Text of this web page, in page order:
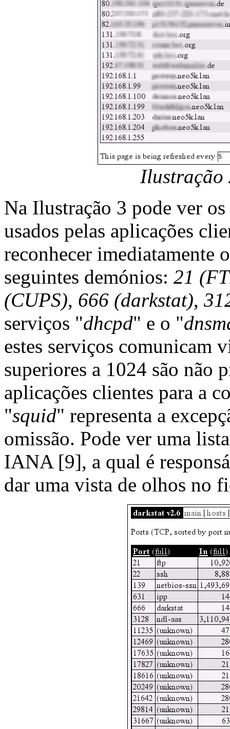
Ilustração
Na Ilustração 3 pode ver
usados pelas aplicações
reconhecer imediatamente
seguintes demónios: 21
(CUPS), 666 (darkstat),
serviços "dhcpd" e o "
estes serviços comunicam
superiores a 1024 são não
aplicações clientes para a
"squid" representa a
omissão. Pode ver uma
IANA [9], a qual é
dar uma vista de olhos no